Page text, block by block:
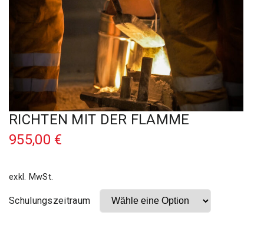
RICHTEN MIT DER FLAMME
955,00 €
exkl. MwSt.
Schulungszeitraum